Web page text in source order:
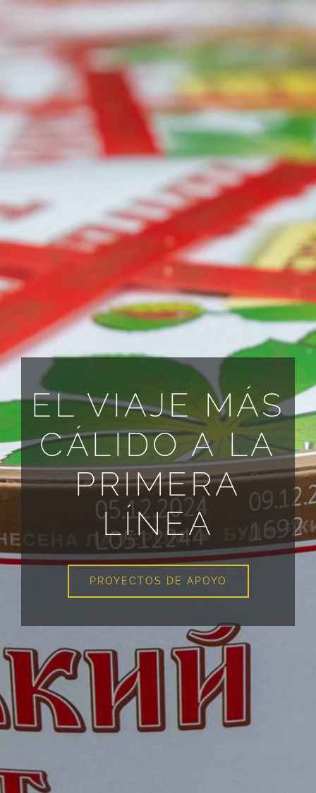
TODOS LOS REQUISITOS
EL VIAJE MÁS
CÁLIDO A LA
PRIMERA
LÍNEA
PROYECTOS DE APOYO